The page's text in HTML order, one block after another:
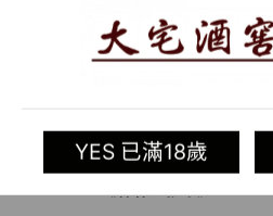
YES 已滿18歲
VUARIA MONREALE
NERO D’AVOLA D.O.C.